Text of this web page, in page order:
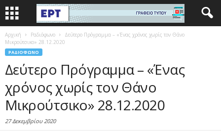
Αρχική Ραδιόφωνο
Δεύτερο Πρόγραμμα – «Ένας χρόνος χωρίς τον Θάνο
Μικρούτσικο» 28.12.2020
ΡΑΔΙΌΦΩΝΟ
Δεύτερο Πρόγραμμα – «Ένας
χρόνος χωρίς τον Θάνο
Μικρούτσικο» 28.12.2020
27 Δεκεμβρίου 2020